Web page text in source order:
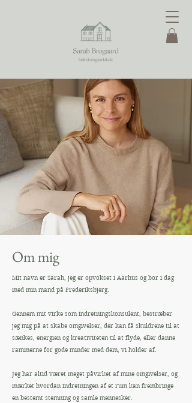
Om mig
Mit navn er Sarah, jeg er opvokset i Aarhus og bor i dag
med min mand på Frederiksbjerg.
Gennem mit virke som indretningskonsulent, bestræber
jeg mig på at skabe omgivelser, der kan få skuldrene til at
sænkes, energien og kreativiteten til at flyde, eller danne
rammerne for gode minder med dem, vi holder af.
Jeg har altid været meget påvirket af mine omgivelser, og
mærket hvordan indretningen af et rum kan frembringe
en bestemt stemning og samle mennesker.